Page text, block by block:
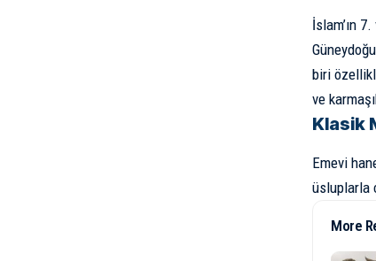
İslam’ın
biri
ve
Klasik
Emevi
üsluplarla
More